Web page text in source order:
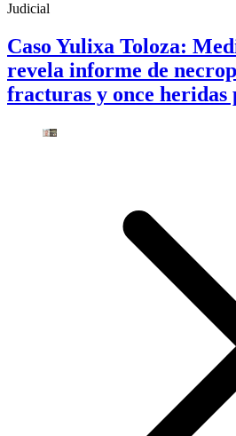
Judicial
Caso Yulixa Toloza:
revela informe de
fracturas y once heridas